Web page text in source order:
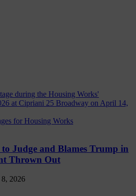
for Housing Works
Judge and Blames Trump in
Thrown Out
2026